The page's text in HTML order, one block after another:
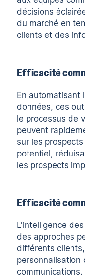
décisions
du marché en
clients et des
Efficacité
En automatisant
données, ces
le processus de
peuvent
sur les
potentiel,
les prospects
Efficacité
L'intelligence
des approches
différents
personnalisation